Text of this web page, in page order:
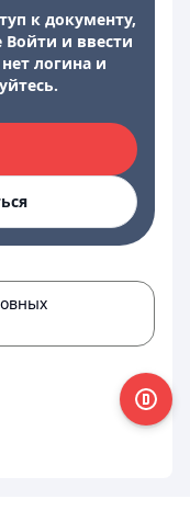
к документу,
и ввести
логина и